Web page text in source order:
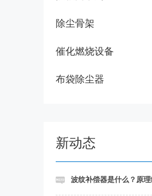
除尘骨架
催化燃烧设备
布袋除尘器
新动态
波纹补偿器是什么？原